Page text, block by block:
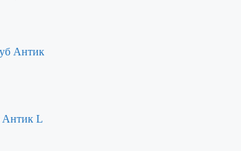
Антик L